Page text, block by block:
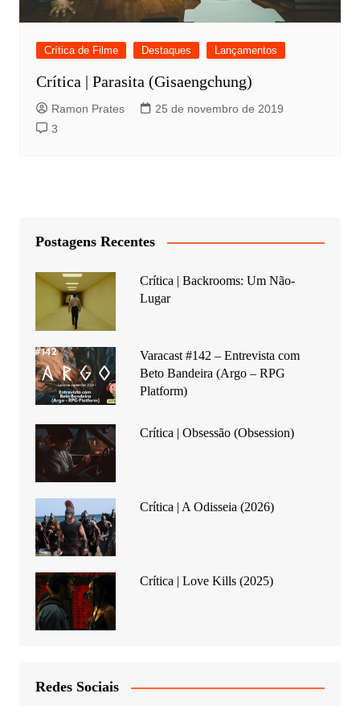
Crítica de Filme Destaques Lançamentos
Crítica | Parasita (Gisaengchung)
Ramon Prates
25 de novembro de 2019
3
Postagens Recentes
Crítica | Backrooms: Um Não-
Lugar
Varacast #142 – Entrevista com
Beto Bandeira (Argo – RPG
Platform)
Crítica | Obsessão (Obsession)
Crítica | A Odisseia (2026)
Crítica | Love Kills (2025)
Redes Sociais